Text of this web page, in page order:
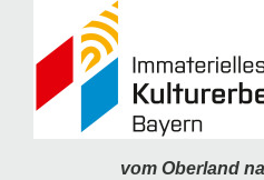
vom Oberland